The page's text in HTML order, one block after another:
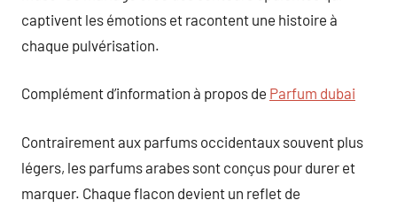
captivent les émotions et racontent une histoire à
chaque pulvérisation.
Complément d’information à propos de Parfum dubai
Contrairement aux parfums occidentaux souvent plus
légers, les parfums arabes sont conçus pour durer et
marquer. Chaque flacon devient un reflet de